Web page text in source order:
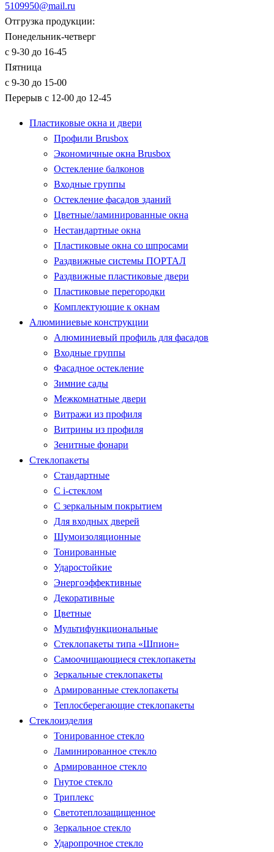
5109950@mail.ru
Отгрузка продукции:
Понедельник-четверг
с 9-30 до 16-45
Пятница
с 9-30 до 15-00
Перерыв с 12-00 до 12-45
Пластиковые окна и двери
Профили Brusbox
Экономичные окна Brusbox
Остекление балконов
Входные группы
Остекление фасадов зданий
Цветные/ламинированные окна
Нестандартные окна
Пластиковые окна со шпросами
Раздвижные системы ПОРТАЛ
Раздвижные пластиковые двери
Пластиковые перегородки
Комплектующие к окнам
Алюминиевые конструкции
Алюминиевый профиль для фасадов
Входные группы
Фасадное остекление
Зимние сады
Межкомнатные двери
Витражи из профиля
Витрины из профиля
Зенитные фонари
Стеклопакеты
Стандартные
С i-стеклом
С зеркальным покрытием
Для входных дверей
Шумоизоляционные
Тонированные
Ударостойкие
Энергоэффективные
Декоративные
Цветные
Мультифункциональные
Стеклопакеты типа «Шпион»
Самоочищающиеся стеклопакеты
Зеркальные стеклопакеты
Армированные стеклопакеты
Теплосберегающие стеклопакеты
Стеклоизделия
Тонированное стекло
Ламинированное стекло
Армированное стекло
Гнутое стекло
Триплекс
Светотеплозащищенное
Зеркальное стекло
Ударопрочное стекло